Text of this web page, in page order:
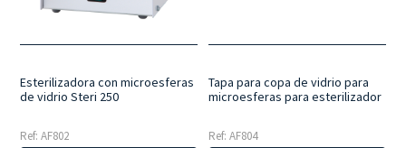
Esterilizadora con microesferas
de vidrio Steri 250
Ref: AF802
Tapa para copa de vidrio para
microesferas para esterilizador
Ref: AF804